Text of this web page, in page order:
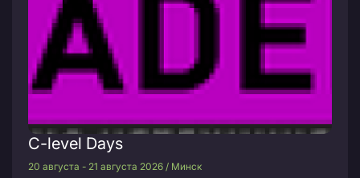
C-level Days
20 августа - 21 августа 2026 / Минск